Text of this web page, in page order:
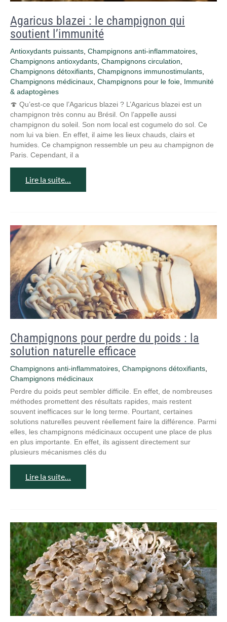
Agaricus blazei : le champignon qui
soutient l’immunité
Antioxydants puissants Champignons anti-inflammatoires
Champignons antioxydants Champignons circulation
Champignons détoxifiants Champignons immunostimulants
Champignons médicinaux Champignons pour le foie Immunité
& adaptogènes
🍄 Qu’est-ce que l’Agaricus blazei ? L’Agaricus blazei est un
champignon très connu au Brésil. On l’appelle aussi
champignon du soleil. Son nom local est cogumelo do sol. Ce
nom lui va bien. En effet, il aime les lieux chauds, clairs et
humides. Ce champignon ressemble un peu au champignon de
Paris. Cependant, il a
Lire la suite…
Champignons pour perdre du poids : la
solution naturelle efficace
Champignons anti-inflammatoires Champignons détoxifiants
Champignons médicinaux
Perdre du poids peut sembler difficile. En effet, de nombreuses
méthodes promettent des résultats rapides, mais restent
souvent inefficaces sur le long terme. Pourtant, certaines
solutions naturelles peuvent réellement faire la différence. Parmi
elles, les champignons médicinaux occupent une place de plus
en plus importante. En effet, ils agissent directement sur
plusieurs mécanismes clés du
Lire la suite…